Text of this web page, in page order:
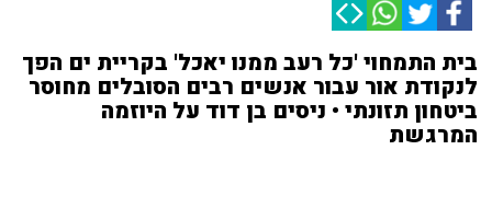
בית התמחוי 'כל רעב ממנו יאכל' בקריית ים הפך
לנקודת אור עבור אנשים רבים הסובלים מחוסר
ביטחון תזונתי • ניסים בן דוד על היוזמה
המרגשת